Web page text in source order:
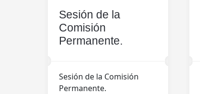
Sesión de la
Comisión
Permanente.
Sesión de la Comisión
Permanente.